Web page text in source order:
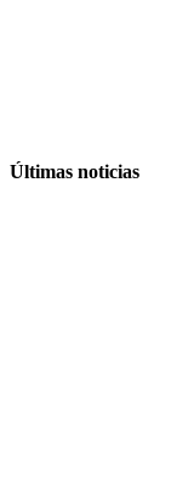
Últimas noticias